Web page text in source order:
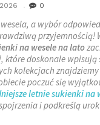
0
a wybór
przyjemnością!
na wesele na lato
które doskonale wpisują
kolekcjach
poczuć się
letnie sukienki na
i podkreślą